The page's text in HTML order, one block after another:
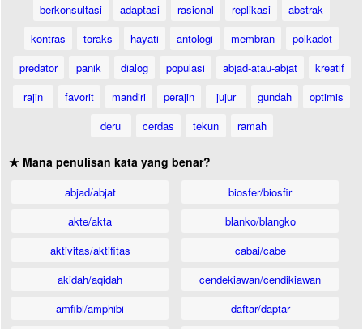
berkonsultasi
adaptasi rasional replikasi
abstrak
kontras
toraks hayati antologi membran
polkadot
predator
panik dialog populasi abjad-atau-abjat
kreatif
rajin
favorit mandiri perajin jujur gundah
optimis
deru
cerdas tekun ramah
★ Mana penulisan kata yang benar?
abjad/abjat
akte/akta
aktivitas/aktifitas
akidah/aqidah
amfibi/amphibi
biosfer/biosfir
blanko/blangko
cabai/cabe
cendekiawan/cendikiawan
daftar/daptar